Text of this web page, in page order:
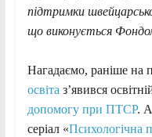
підтримки
що виконується
Нагадаємо, раніше на
освіта з’явився
допомогу при ПТСР. А
серіал «Психологічна